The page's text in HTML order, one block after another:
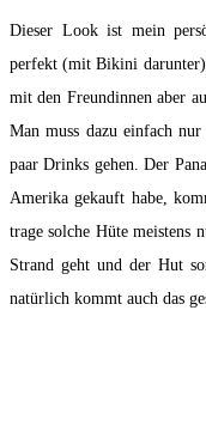
Dieser Look ist mein
perfekt (mit Bikini
mit den Freundinnen aber
Man muss dazu einfach
paar Drinks gehen. Der
Amerika gekauft habe,
trage solche Hüte meistens
Strand geht und der Hut
natürlich kommt auch das